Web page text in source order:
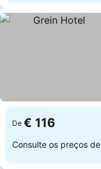
De € 116
Consulte os preços de